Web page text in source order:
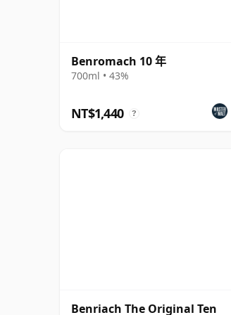
Benromach 10 年
700ml • 43%
NT$1,440 ?
Benriach The Original Ten